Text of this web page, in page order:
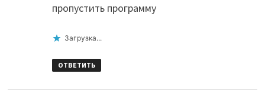
пропустить программу
Загрузка...
ОТВЕТИТЬ